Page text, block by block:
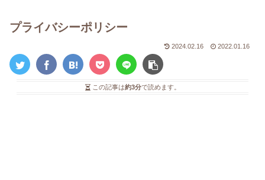
プライバシーポリシー
2024.02.16 2022.01.16
この記事は約3分で読めます。